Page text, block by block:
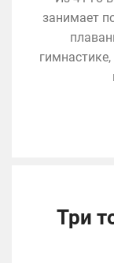
занимает
Три